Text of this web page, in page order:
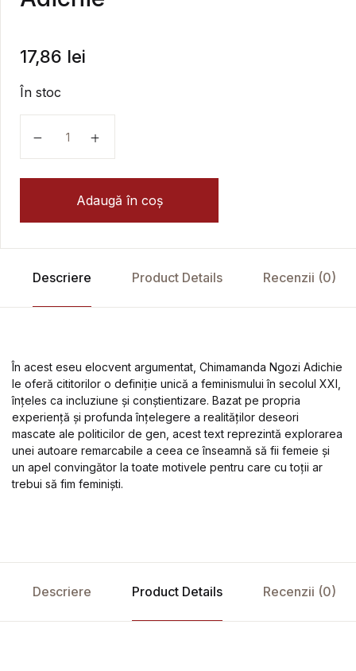
17,86 lei
În stoc
Adaugă în coș
Descriere Product Details Recenzii (0)
În acest eseu elocvent argumentat, Chimamanda Ngozi Adichie
le oferă cititorilor o definiție unică a feminismului în secolul XXI,
înțeles ca incluziune și conștientizare. Bazat pe propria
experiență și profunda înțelegere a realităților deseori
mascate ale politicilor de gen, acest text reprezintă explorarea
unei autoare remarcabile a ceea ce înseamnă să fii femeie și
un apel convingător la toate motivele pentru care cu toții ar
trebui să fim feminiști.
Descriere Product Details Recenzii (0)